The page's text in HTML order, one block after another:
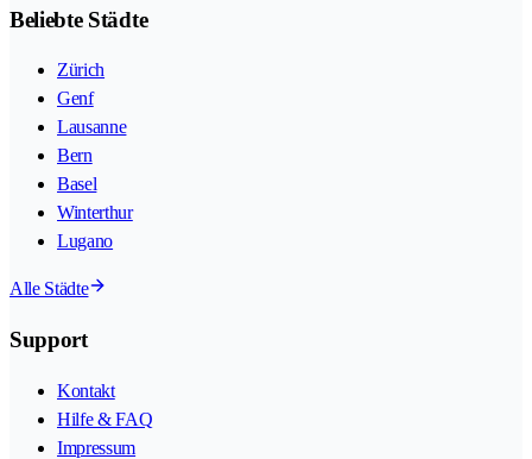
Beliebte Städte
Zürich
Genf
Lausanne
Bern
Basel
Winterthur
Lugano
Alle Städte
Support
Kontakt
Hilfe & FAQ
Impressum